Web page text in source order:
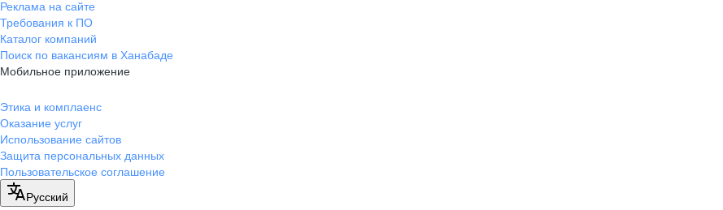
Реклама на сайте
Требования к ПО
Каталог компаний
Поиск по вакансиям в Ханабаде
Мобильное приложение
Этика и комплаенс
Оказание услуг
Использование сайтов
Защита персональных данных
Пользовательское соглашение
Русский